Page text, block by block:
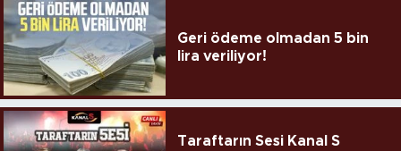
Geri ödeme olmadan 5 bin
lira veriliyor!
Taraftarın Sesi Kanal S